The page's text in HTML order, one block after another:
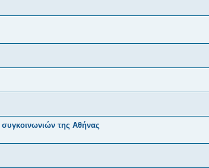
της Αθήνας